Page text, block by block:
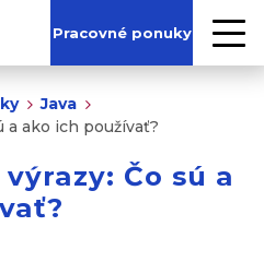
Pracovné ponuky
Java
a ako ich používať?
Čo sú a